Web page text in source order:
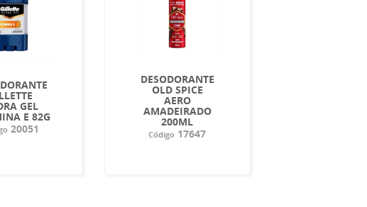
GEL
E 82G
20051
DESODORANTE
OLD SPICE
AERO
AMADEIRADO
200ML
Código 17647